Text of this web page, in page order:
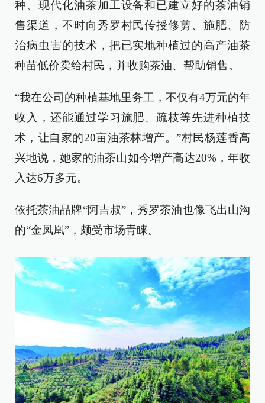
种、现代化油茶加工设备和已建立好的茶油销
售渠道，不时向秀罗村民传授修剪、施肥、防
治病虫害的技术，把已实地种植过的高产油茶
种苗低价卖给村民，并收购茶油、帮助销售。
“我在公司的种植基地里务工，不仅有4万元的年
收入，还能通过学习施肥、疏枝等先进种植技
术，让自家的20亩油茶林增产。”村民杨莲香高
兴地说，她家的油茶山如今增产高达20%，年收
入达6万多元。
依托茶油品牌“阿吉叔”，秀罗茶油也像飞出山沟
的“金凤凰”，颇受市场青睐。